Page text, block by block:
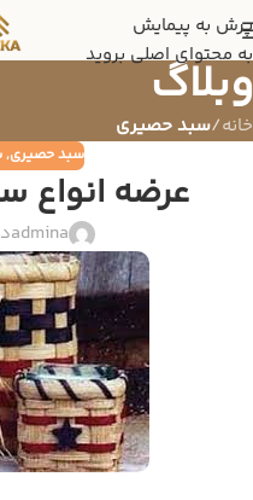
پرش به پیمایش
به محتوای اصلی بروید
وبلاگ
خانه/سبد حصیری
سبد حصیری,
عرضه انواع
admina